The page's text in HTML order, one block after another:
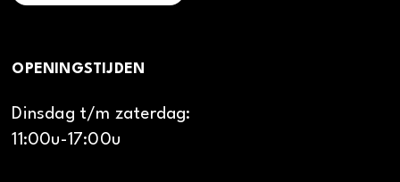
OPENINGSTIJDEN
Dinsdag t/m zaterdag:
11:00u-17:00u